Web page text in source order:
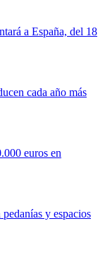
a España, del 18
cada año más
euros en
y espacios